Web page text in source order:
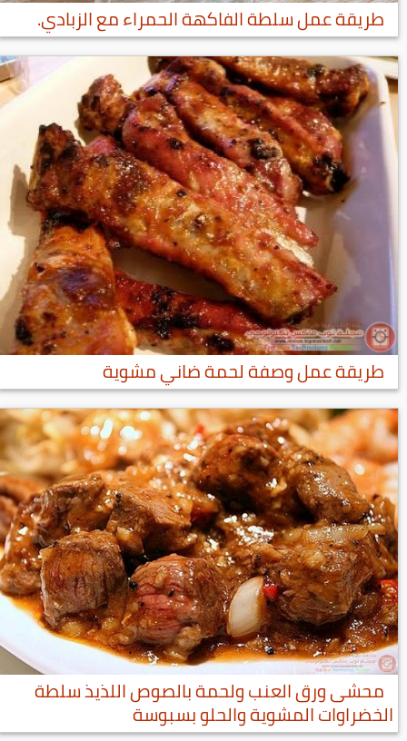
طريقة عمل سلطة الفاكهة الحمراء مع الزبادي.
طريقة عمل وصفة لحمة ضاني مشوية
محشى ورق العنب ولحمة بالصوص اللذيذ سلطة
الخضراوات المشوية والحلو بسبوسة